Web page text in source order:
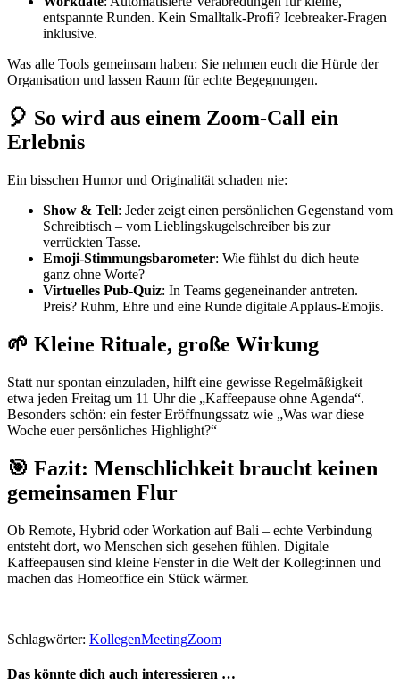
entspannte Runden. Kein Smalltalk-Profi? Icebreaker-Fragen
inklusive.
Was alle Tools gemeinsam haben: Sie nehmen euch die Hürde der
Organisation und lassen Raum für echte Begegnungen.
🎈 So wird aus einem Zoom-Call ein
Erlebnis
Ein bisschen Humor und Originalität schaden nie:
Show & Tell: Jeder zeigt einen persönlichen Gegenstand vom
Schreibtisch – vom Lieblingskugelschreiber bis zur
verrückten Tasse.
Emoji-Stimmungsbarometer: Wie fühlst du dich heute –
ganz ohne Worte?
Virtuelles Pub-Quiz: In Teams gegeneinander antreten.
Preis? Ruhm, Ehre und eine Runde digitale Applaus-Emojis.
🌱 Kleine Rituale, große Wirkung
Statt nur spontan einzuladen, hilft eine gewisse Regelmäßigkeit –
etwa jeden Freitag um 11 Uhr die „Kaffeepause ohne Agenda“.
Besonders schön: ein fester Eröffnungssatz wie „Was war diese
Woche euer persönliches Highlight?“
🎯 Fazit: Menschlichkeit braucht keinen
gemeinsamen Flur
Ob Remote, Hybrid oder Workation auf Bali – echte Verbindung
entsteht dort, wo Menschen sich gesehen fühlen. Digitale
Kaffeepausen sind kleine Fenster in die Welt der Kolleg:innen und
machen das Homeoffice ein Stück wärmer.
Schlagwörter: KollegenMeetingZoom
Das könnte dich auch interessieren …